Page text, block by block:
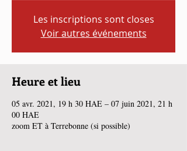
Les inscriptions sont closes
Voir autres événements
Heure et lieu
05 avr. 2021, 19 h 30 HAE – 07 juin 2021, 21 h
00 HAE
zoom ET à Terrebonne (si possible)